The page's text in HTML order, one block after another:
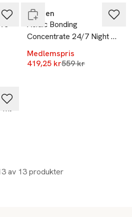
Redken
Acidic Bonding
Concentrate 24/7 Night &
Day Serum
Medlemspris
419,25 krLägsta pris 30
559 kr
ml
dagar
av 13 produkter